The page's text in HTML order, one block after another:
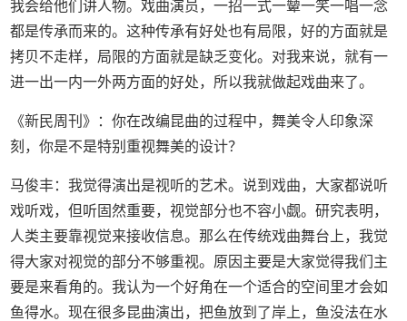
我会给他们讲人物。戏曲演员，一招一式一颦一笑一唱一念
都是传承而来的。这种传承有好处也有局限，好的方面就是
拷贝不走样，局限的方面就是缺乏变化。对我来说，就有一
进一出一内一外两方面的好处，所以我就做起戏曲来了。
《新民周刊》：你在改编昆曲的过程中，舞美令人印象深
刻，你是不是特别重视舞美的设计？
马俊丰：我觉得演出是视听的艺术。说到戏曲，大家都说听
戏听戏，但听固然重要，视觉部分也不容小觑。研究表明，
人类主要靠视觉来接收信息。那么在传统戏曲舞台上，我觉
得大家对视觉的部分不够重视。原因主要是大家觉得我们主
要是来看角的。我认为一个好角在一个适合的空间里才会如
鱼得水。现在很多昆曲演出，把鱼放到了岸上，鱼没法在水